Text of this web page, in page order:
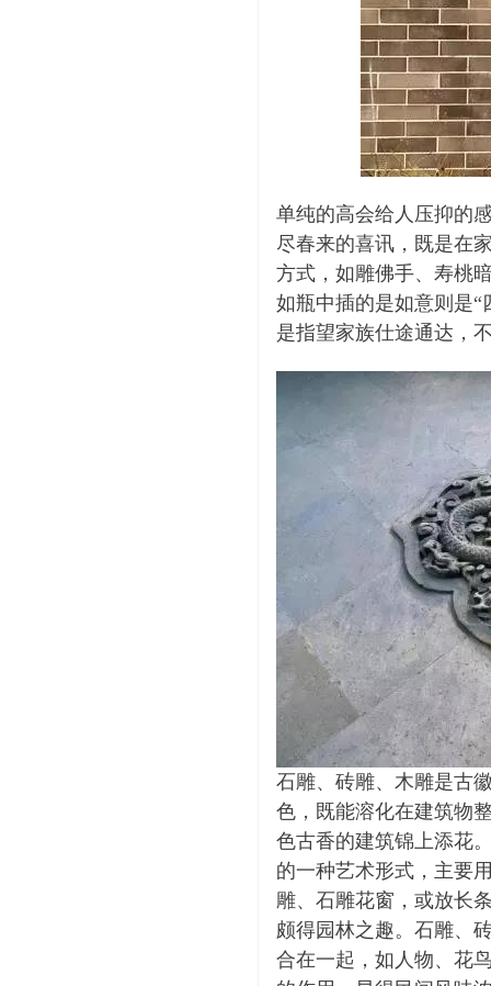
单纯的高会给人压抑的
尽春来的喜讯，既是在
方式，如雕佛手、寿桃
如瓶中插的是如意则是“
是指望家族仕途通达，
石雕、砖雕、木雕是古
色，既能溶化在建筑物
色古香的建筑锦上添花
的一种艺术形式，主要
雕、石雕花窗，或放长
颇得园林之趣。 石雕、
合在一起，如人物、花